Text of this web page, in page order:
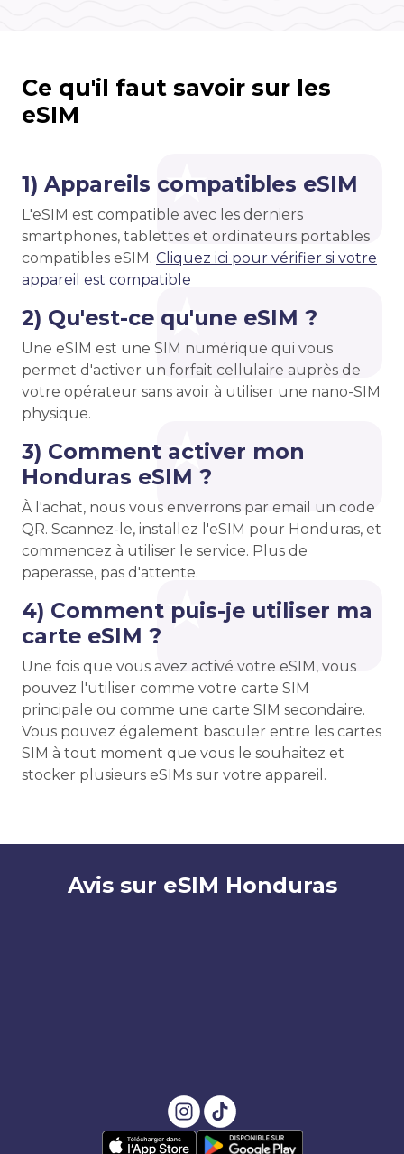
Ce qu'il faut savoir sur les
eSIM
1) Appareils compatibles eSIM
L'eSIM est compatible avec les derniers
smartphones, tablettes et ordinateurs portables
compatibles eSIM. Cliquez ici pour vérifier si votre
appareil est compatible
2) Qu'est-ce qu'une eSIM ?
Une eSIM est une SIM numérique qui vous
permet d'activer un forfait cellulaire auprès de
votre opérateur sans avoir à utiliser une nano-SIM
physique.
3) Comment activer mon
Honduras eSIM ?
À l'achat, nous vous enverrons par email un code
QR. Scannez-le, installez l'eSIM pour Honduras, et
commencez à utiliser le service. Plus de
paperasse, pas d'attente.
4) Comment puis-je utiliser ma
carte eSIM ?
Une fois que vous avez activé votre eSIM, vous
pouvez l'utiliser comme votre carte SIM
principale ou comme une carte SIM secondaire.
Vous pouvez également basculer entre les cartes
SIM à tout moment que vous le souhaitez et
stocker plusieurs eSIMs sur votre appareil.
Avis sur eSIM Honduras